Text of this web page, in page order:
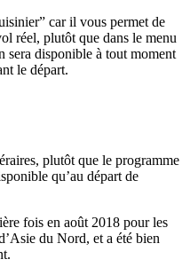
car il vous permet de
réel, plutôt que dans le menu
sera disponible à tout moment
le départ.
plutôt que le programme
qu’au départ de
fois en août 2018 pour les
du Nord, et a été bien